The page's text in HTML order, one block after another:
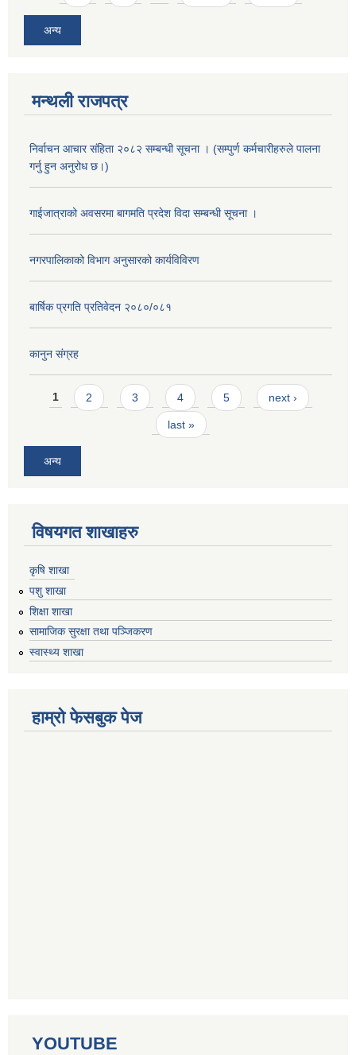
अन्य
मन्थली राजपत्र
निर्वाचन आचार संहिता २०८२ सम्बन्धी सूचना । (सम्पुर्ण कर्मचारीहरुले पालना
गर्नु हुन अनुरोध छ।)
गाईजात्राको अवसरमा बागमति प्रदेश विदा सम्बन्धी सूचना ।
नगरपालिकाको विभाग अनुसारको कार्यविविरण
बार्षिक प्रगति प्रतिवेदन २०८०/०८१
कानुन संग्रह
Pages
1 2 3 4 5 next ›
last »
अन्य
विषयगत शाखाहरु
कृषि शाखा
पशु शाखा
शिक्षा शाखा
सामाजिक सुरक्षा तथा पञ्जिकरण
स्वास्थ्य शाखा
हाम्रो फेसबुक पेज
YOUTUBE